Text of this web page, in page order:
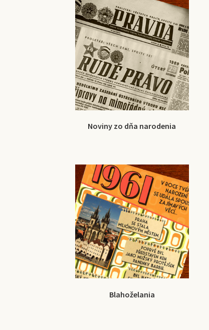
Noviny zo dňa narodenia
Blahoželania